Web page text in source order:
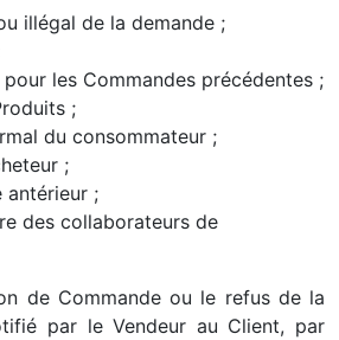
illégal de la demande ;
les Commandes précédentes ;
;
du consommateur ;
;
antérieur ;
des collaborateurs de
de Commande ou le refus de la
par le Vendeur au Client, par